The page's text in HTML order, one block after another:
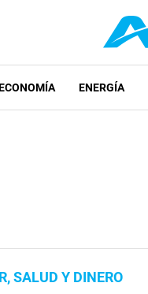
ENERGÍA
SALUD Y DINERO